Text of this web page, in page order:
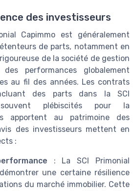
des investisseurs
Capimmo est généralement
de parts, notamment en
de la société de gestion
performances globalement
au fil des années. Les contrats
des parts dans la SCI
plébiscités pour la
apportent au patrimoine des
des investisseurs mettent en
:
: La SCI Primonial
une certaine résilience
du marché immobilier. Cette